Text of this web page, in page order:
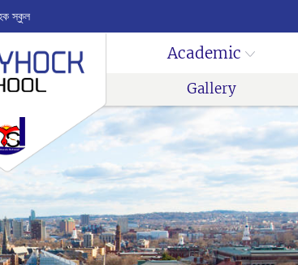
Academic
Gallery
স্কুল